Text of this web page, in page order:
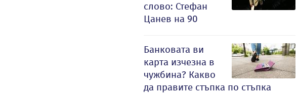
слово: Стефан
Цанев на 90
Банковата ви
карта изчезна в
чужбина? Какво
да правите стъпка по стъпка